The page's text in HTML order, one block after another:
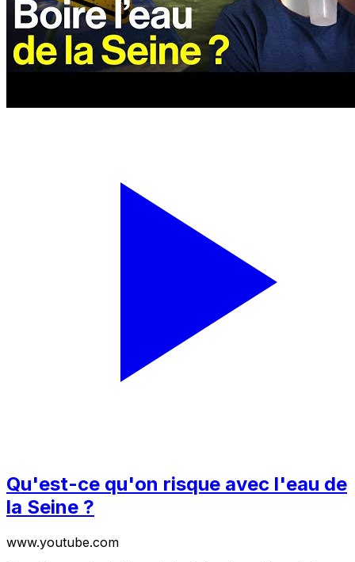
Qu'est-ce qu'on risque avec l'eau de
la Seine ?
www.youtube.com